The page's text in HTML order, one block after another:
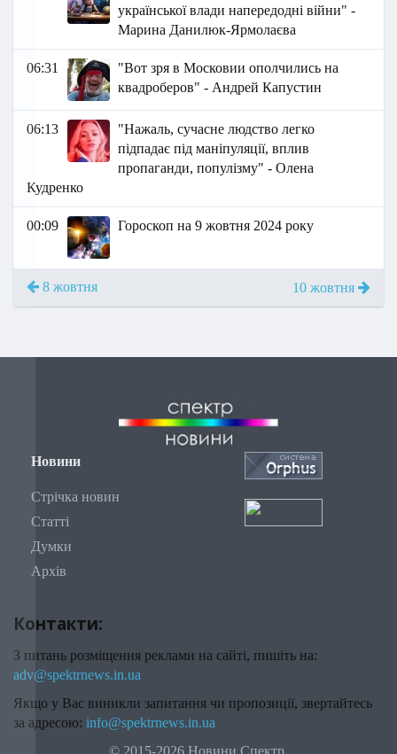
української влади напередодні війни" -
Марина Данилюк-Ярмолаєва
06:31
"Вот зря в Московии ополчились на
квадроберов" - Андрей Капустин
06:13
"Нажаль, сучасне людство легко
підпадає під маніпуляції, вплив
пропаганди, популізму" - Олена
Кудренко
00:09 Гороскоп на 9 жовтня 2024 року
8 жовтня 10 жовтня
Новини
Стрічка новин
Статті
Думки
Архів
Контакти:
З питань розміщення реклами на сайті, пишіть на:
adv@spektrnews.in.ua
Якщо у Вас виникли запитання чи пропозиції, звертайтесь
за адресою: info@spektrnews.in.ua